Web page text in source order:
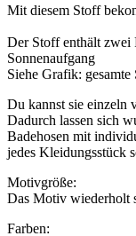
Mit diesem Stoff
Der Stoff enthält zwei
Sonnenaufgang
Siehe Grafik: gesamte
Du kannst sie einzeln
Dadurch lassen sich
Badehosen mit
jedes Kleidungsstück
Motivgröße:
Das Motiv wiederholt
Farben: